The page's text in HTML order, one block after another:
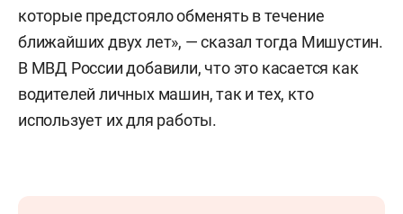
которые предстояло обменять в течение
ближайших двух лет», — сказал тогда Мишустин.
В МВД России добавили, что это касается как
водителей личных машин, так и тех, кто
использует их для работы.